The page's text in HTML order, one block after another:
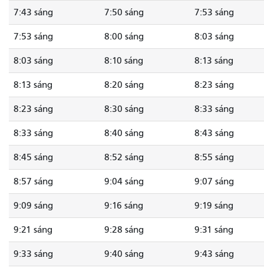
7:43 sáng 7:50 sáng 7:53 sáng
7:53 sáng 8:00 sáng 8:03 sáng
8:03 sáng 8:10 sáng 8:13 sáng
8:13 sáng 8:20 sáng 8:23 sáng
8:23 sáng 8:30 sáng 8:33 sáng
8:33 sáng 8:40 sáng 8:43 sáng
8:45 sáng 8:52 sáng 8:55 sáng
8:57 sáng 9:04 sáng 9:07 sáng
9:09 sáng 9:16 sáng 9:19 sáng
9:21 sáng 9:28 sáng 9:31 sáng
9:33 sáng 9:40 sáng 9:43 sáng